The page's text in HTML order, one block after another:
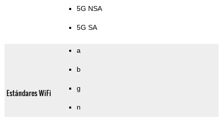
5G NSA
5G SA
Estándares WiFi
a
b
g
n